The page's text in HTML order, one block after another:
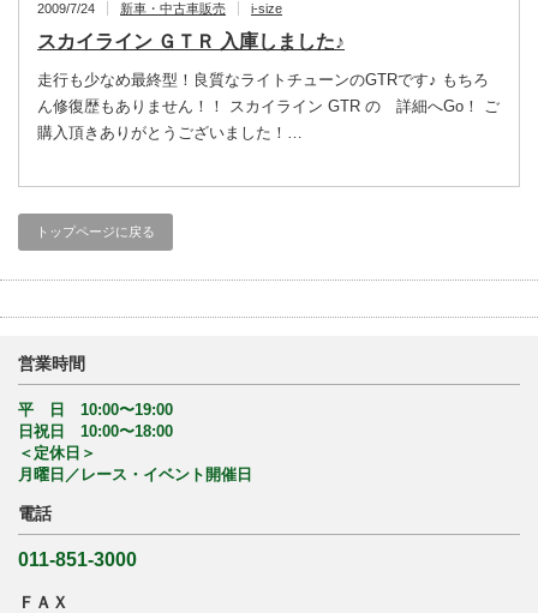
2009/7/24 新車・中古車販売 i-size
スカイライン ＧＴＲ 入庫しました♪
走行も少なめ最終型！良質なライトチューンのGTRです♪ もちろ
ん修復歴もありません！！ スカイライン GTR の 詳細へGo！ ご
購入頂きありがとうございました！…
トップページに戻る
営業時間
平 日 10:00〜19:00
日祝日 10:00〜18:00
＜定休日＞
月曜日／レース・イベント開催日
電話
011-851-3000
ＦＡＸ